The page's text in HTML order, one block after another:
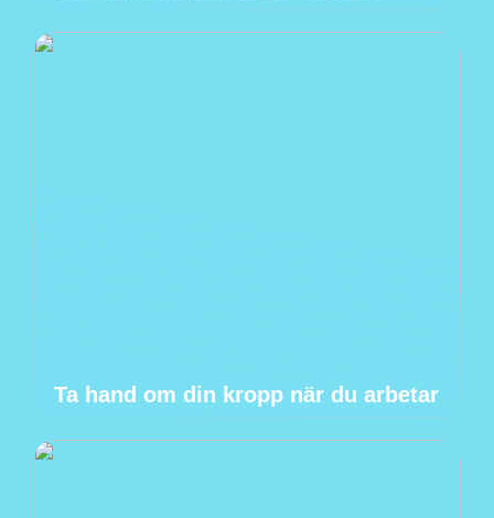
Ta hand om din kropp när du arbetar